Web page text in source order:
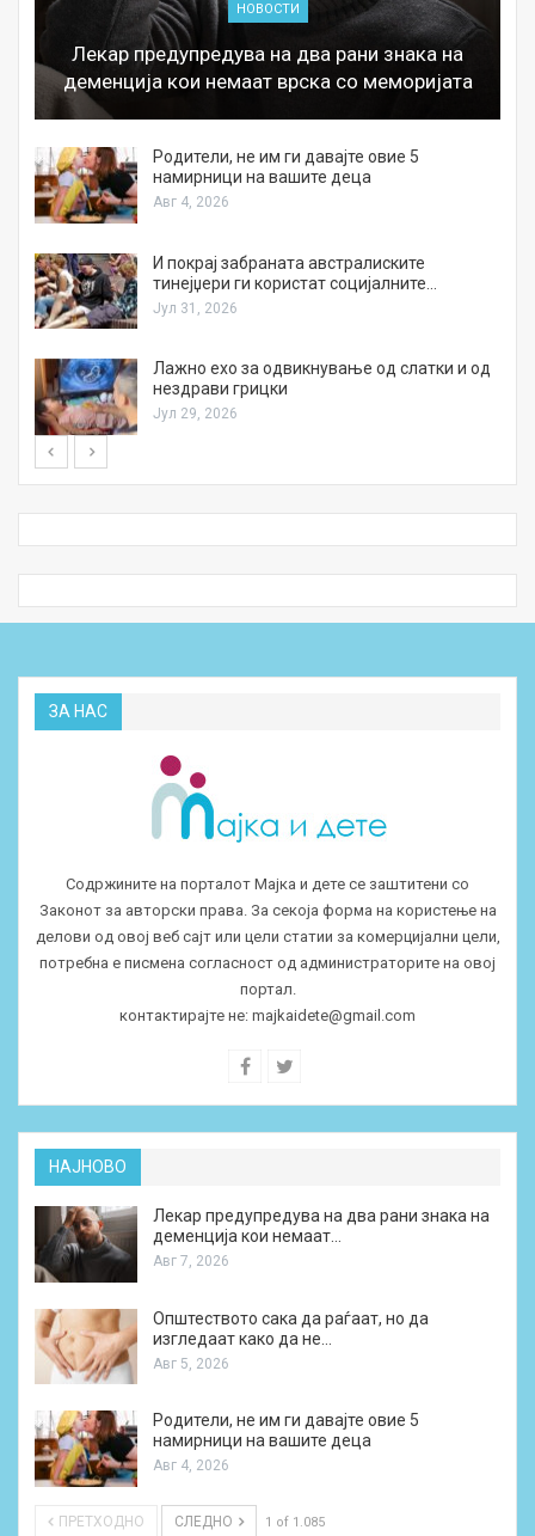
НОВОСТИ
Лекар предупредува на два рани знака на
деменција кои немаат врска со меморијата
Родители, не им ги давајте овие 5
намирници на вашите деца
Авг 4, 2026
И покрај забраната австралиските
тинејџери ги користат социјалните…
Јул 31, 2026
Лажно ехо за одвикнување од слатки и од
нездрави грицки
Јул 29, 2026
ЗА НАС
Содржините на порталот Мајка и дете се заштитени со
Законот за авторски права. За секоја форма на користење на
делови од овој веб сајт или цели статии за комерцијални цели,
потребна е писмена согласност од администраторите на овој
портал.
контактирајте не: majkaidete@gmail.com
НАЈНОВО
Лекар предупредува на два рани знака на
деменција кои немаат…
Авг 7, 2026
Општеството сака да раѓаат, но да
изгледаат како да не…
Авг 5, 2026
Родители, не им ги давајте овие 5
намирници на вашите деца
Авг 4, 2026
ПРЕТХОДНО СЛЕДНО 1 of 1.085